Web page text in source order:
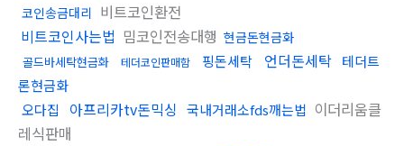
코인송금대리 비트코인환전
비트코인사는법 밈코인전송대행 현금돈현금화
골드바세탁현금화 테더코인판매함 핑돈세탁 언더돈세탁 테더트
론현금화
오다집
아프리카tv돈믹싱 국내거래소fds깨는법 이더리움클
레식판매